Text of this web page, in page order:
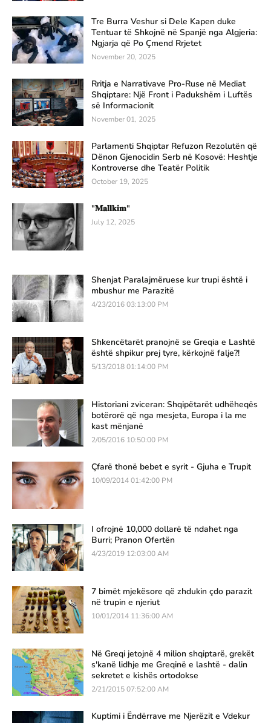
Tre Burra Veshur si Dele Kapen duke
Tentuar të Shkojnë në Spanjë nga Algjeria:
Ngjarja që Po Çmend Rrjetet
November 20, 2025
Rritja e Narrativave Pro-Ruse në Mediat
Shqiptare: Një Front i Padukshëm i Luftës
së Informacionit
November 01, 2025
Parlamenti Shqiptar Refuzon Rezolutën që
Dënon Gjenocidin Serb në Kosovë: Heshtje
Kontroverse dhe Teatër Politik
October 19, 2025
"𝐌𝐚𝐥𝐥𝐤𝐢𝐦"
July 12, 2025
Shenjat Paralajmëruese kur trupi është i
mbushur me Parazitë
4/23/2016 03:13:00 PM
Shkencëtarët pranojnë se Greqia e Lashtë
është shpikur prej tyre, kërkojnë falje?!
5/13/2018 01:14:00 PM
Historiani zviceran: Shqipëtarët udhëheqës
botërorë që nga mesjeta, Europa i la me
kast mënjanë
2/05/2016 10:50:00 PM
Çfarë thonë bebet e syrit - Gjuha e Trupit
10/09/2014 01:42:00 PM
I ofrojnë 10,000 dollarë të ndahet nga
Burri; Pranon Ofertën
4/23/2019 12:03:00 AM
7 bimët mjekësore që zhdukin çdo parazit
në trupin e njeriut
10/01/2014 11:36:00 AM
Në Greqi jetojnë 4 milion shqiptarë, grekët
s'kanë lidhje me Greqinë e lashtë - dalin
sekretet e kishës ortodokse
2/21/2015 07:52:00 AM
Kuptimi i Ëndërrave me Njerëzit e Vdekur